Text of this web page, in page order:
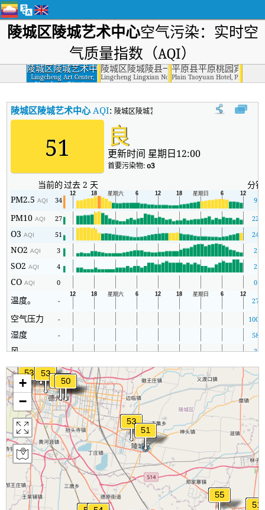
陵城区陵城艺术中心空气污染：实时空
气质量指数（AQI）
陵城区陵城艺术中
心
Lingcheng Art Center,
Lingcheng District
陵城区陵城陵县一中
Lingcheng Lingxian No.1 Middle School, Lingcheng
平原县平原桃园宾馆
Plain Taoyuan Hotel, Plain
陵城区陵城艺术中心 AQI: 陵城区陵城艺术中心实时空气质量指数（AQI）
51 良
更新时间 星期日12:00
首要污染物:o3
当前的过去 2 天
分钟
PM2.5AQI 34 9
PM10AQI 27 22
O3AQI 51 24
NO2AQI 3 2
SO2AQI 4 2
COAQI 0 0
温度。 - 27
空气压力 - 1008
湿度 - 58
风 - 3
+
−